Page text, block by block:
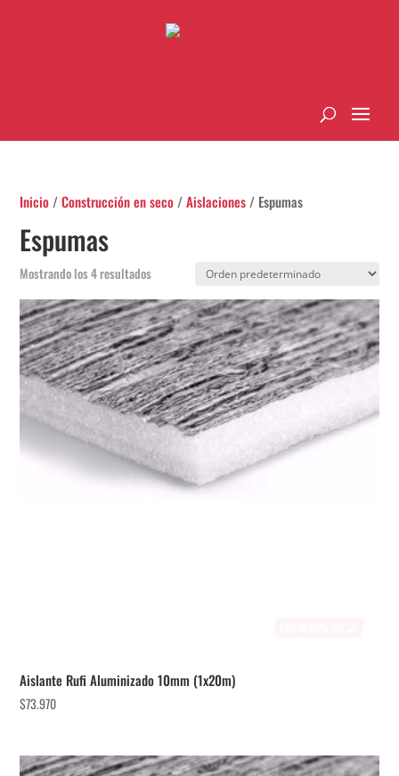
Inicio /Construcción en seco /Aislaciones / Espumas
Espumas
Mostrando los 4 resultados
Aislante Rufi Aluminizado 10mm (1x20m)
$73.970